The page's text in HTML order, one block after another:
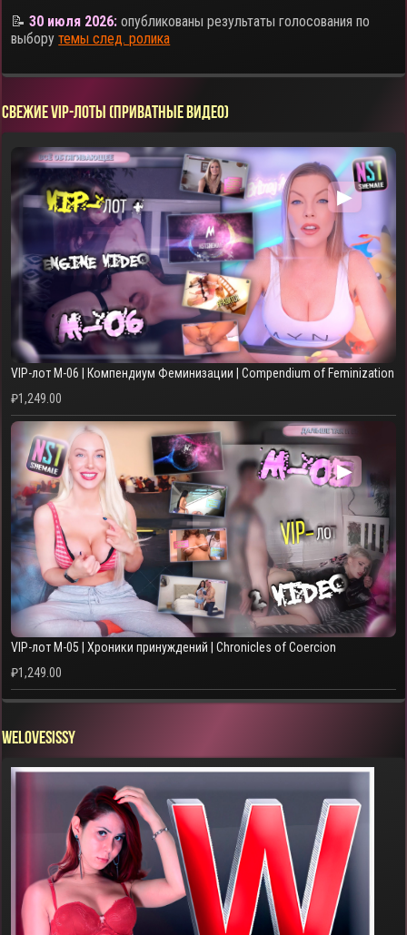
📝30 июля 2026: опубликованы результаты голосования по
выборутемы след. ролика
СВЕЖИЕ VIP-ЛОТЫ (ПРИВАТНЫЕ ВИДЕО)
▶
VIP-лот M-06 | Компендиум Феминизации | Compendium of Feminization
₽1,249.00
▶
VIP-лот M-05 | Хроники принуждений | Chronicles of Coercion
₽1,249.00
WELOVESISSY